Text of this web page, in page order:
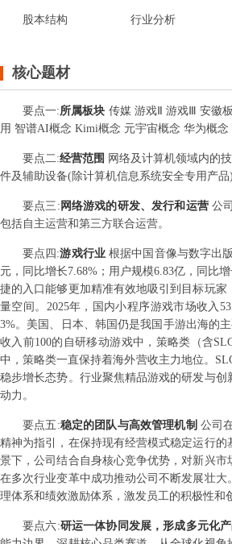
股本结构 行业分析
核心题材
要点一:所属板块 传媒 游戏Ⅱ 游戏Ⅲ 安徽
用 智谱AI概念 Kimi概念 元宇宙概念 华为概
要点二:经营范围 网络及计算机领域内的
件及辅助设备(除计算机信息系统安全专用产
要点三 : 网络游戏的研发、发行和运营公
包括自主运营和第三方联合运营。
要点 四 :游戏行业根据中国音像与数字出
元，同比增长7.68%；用户规模6.83亿，同比
捷的入口能够更加精准有效地吸引到目标玩
量空间。2025年，国内小程序游戏市场收入
3%。美国、日本、韩国仍是我国手游出海的
收入前100的自研移动游戏中，策略类（含
中，策略类一直保持着海外营收主力地位。
稳步增长态势。行业聚焦精品游戏的研发与
动力。
要点五 :稳定的团队与高效管理机制 公司
精神为指引，在保持现有经营模式稳定运行
景下，公司结合自身核心竞争优势，对新兴
在多次行业变革中成功推动公司不断发展壮
理体系和绩效激励体系，激发员工的积极性
要点六:研运一体协同发展，形成多元化